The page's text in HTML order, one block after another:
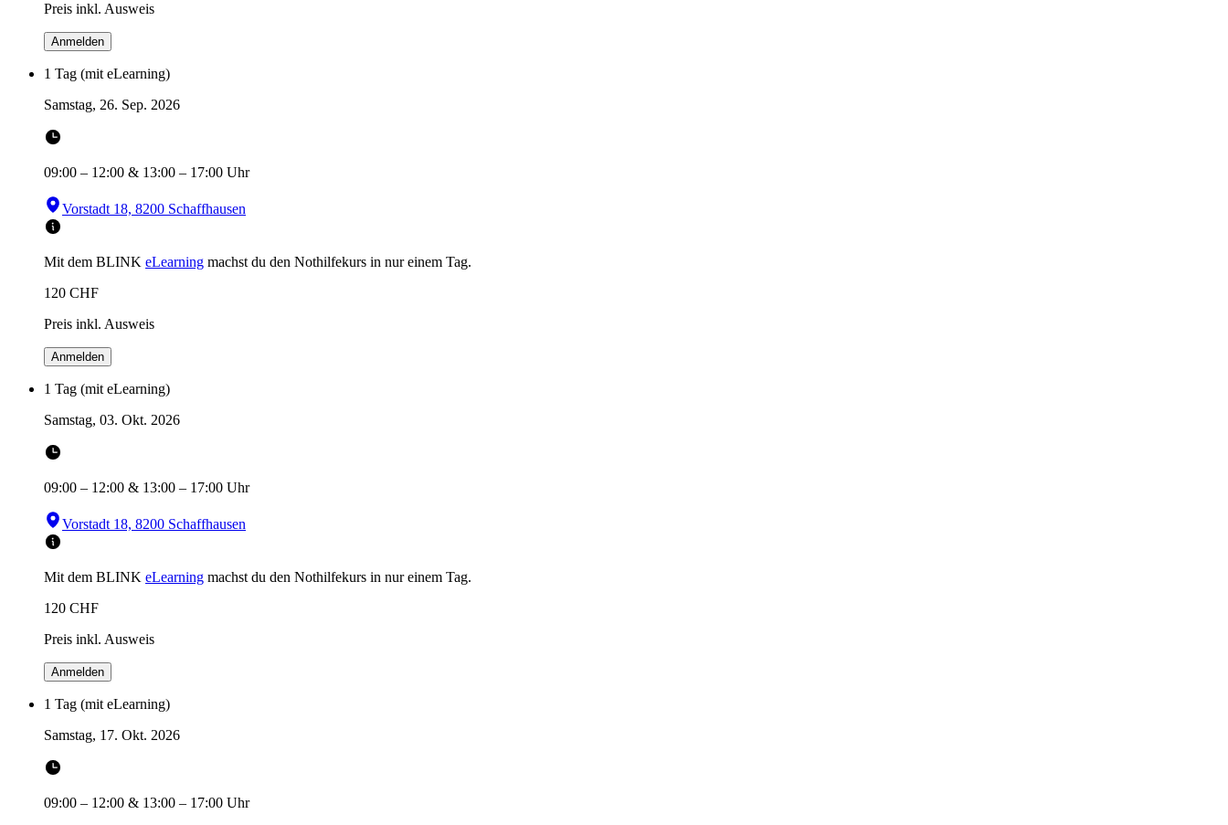
Preis inkl. Ausweis
Anmelden
1 Tag (mit eLearning)
Samstag, 26. Sep. 2026
09:00 – 12:00 & 13:00 – 17:00 Uhr
Vorstadt 18, 8200 Schaffhausen
Mit dem BLINK eLearning machst du den Nothilfekurs in nur einem Tag.
120 CHF
Preis inkl. Ausweis
Anmelden
1 Tag (mit eLearning)
Samstag, 03. Okt. 2026
09:00 – 12:00 & 13:00 – 17:00 Uhr
Vorstadt 18, 8200 Schaffhausen
Mit dem BLINK eLearning machst du den Nothilfekurs in nur einem Tag.
120 CHF
Preis inkl. Ausweis
Anmelden
1 Tag (mit eLearning)
Samstag, 17. Okt. 2026
09:00 – 12:00 & 13:00 – 17:00 Uhr